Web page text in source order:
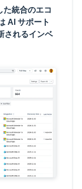
た統合のエコ
AI サポート
されるインベ